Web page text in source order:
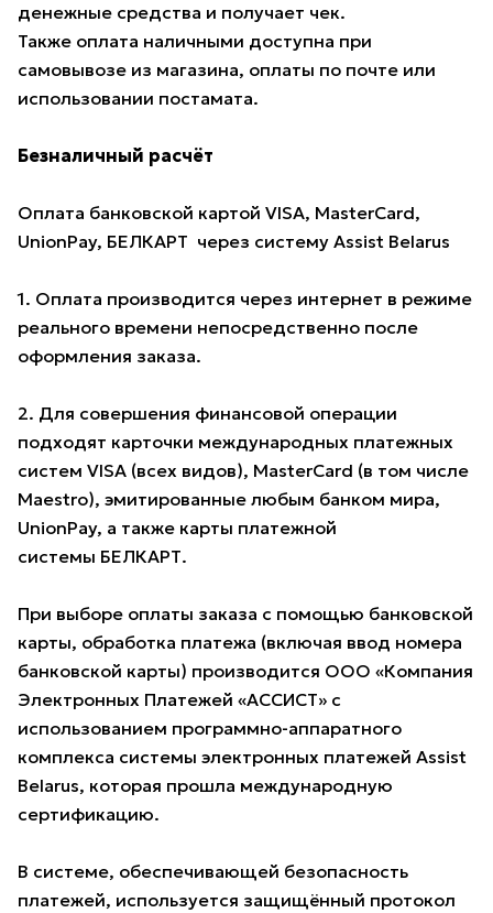
денежные средства и получает чек.
Также оплата наличными доступна при
самовывозе из магазина, оплаты по почте или
использовании постамата.
Безналичный расчёт
Оплата банковской картой VISA, MasterCard,
UnionPay, БЕЛКАРТ через систему Assist Belarus
1. Оплата производится через интернет в режиме
реального времени непосредственно после
оформления заказа.
2. Для совершения финансовой операции
подходят карточки международных платежных
систем VISA (всех видов), MasterCard (в том числе
Maestro), эмитированные любым банком мира,
UnionPay, а также карты платежной
системы БЕЛКАРТ.
При выборе оплаты заказа с помощью банковской
карты, обработка платежа (включая ввод номера
банковской карты) производится ООО «Компания
Электронных Платежей «АССИСТ» с
использованием программно-аппаратного
комплекса системы электронных платежей Assist
Belarus, которая прошла международную
сертификацию.
В системе, обеспечивающей безопасность
платежей, используется защищённый протокол